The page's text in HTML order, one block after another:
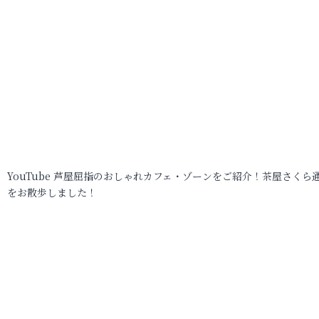
YouTube 芦屋屈指のおしゃれカフェ・ゾーンをご紹介！茶屋さくら
をお散歩しました！